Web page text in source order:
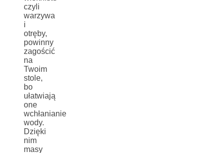
czyli
warzywa
i
otręby,
powinny
zagościć
na
Twoim
stole,
bo
ułatwiają
one
wchłanianie
wody.
Dzięki
nim
masy